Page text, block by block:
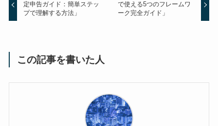
定申告ガイド：簡単ステッ
プで理解する方法」
で使える5つのフレームワ
ーク完全ガイド」
この記事を書いた人